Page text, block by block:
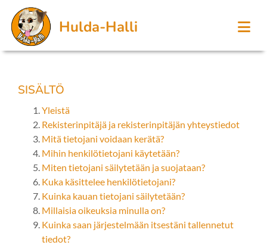
Hulda-Halli
SISÄLTÖ
Yleistä
Rekisterinpitäjä ja rekisterinpitäjän yhteystiedot
Mitä tietojani voidaan kerätä?
Mihin henkilötietojani käytetään?
Miten tietojani säilytetään ja suojataan?
Kuka käsittelee henkilötietojani?
Kuinka kauan tietojani säilytetään?
Millaisia oikeuksia minulla on?
Kuinka saan järjestelmään itsestäni tallennetut
tiedot?